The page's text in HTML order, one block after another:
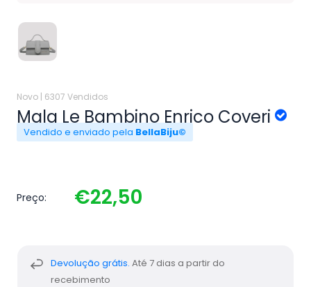
Novo | 6307 Vendidos
Mala Le Bambino Enrico Coveri
Vendido e enviado pela BellaBiju©
Preço: €22,50
Devolução grátis. Até 7 dias a partir do
recebimento